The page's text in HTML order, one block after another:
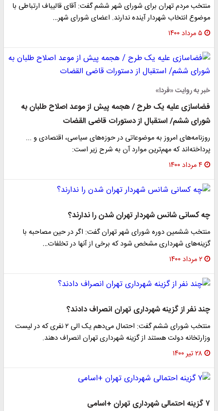
منتخب مردم تهران برای شورای شهر ششم گفت: آقای قالیباف ارتباطی با
موضوع انتخاب شهردار آینده ندارند. اعضای شورای شهر…
۵ مرداد ۱۴۰۰
خبر به روایت «فردا»
فضاسازی علیه یک طرح / هجمه پیش از موعد اصلاح طلبان به
شورای ششم/ استقبال از دستورات قاضی القضات
روزنامه‌های امروز به موضوعاتی در حوزه‌های سیاسی، اقتصادی و ...
پرداخته‌اند که مهم‌ترین موارد آن به شرح زیر است:
۴ مرداد ۱۴۰۰
چه کسانی شانس شهردار تهران شدن را ندارند؟
منتخب ششمین دوره شورای شهر تهران گفت: اگر در حین مصاحبه با
گزینه‌های شهرداری مشخص شود که برخی از آنها در تخلفات…
۲ مرداد ۱۴۰۰
چند نفر از گزینه شهرداری تهران انصراف دادند؟
منتخب شورای ششم گفت: احتمال می‌دهم یک الی ۲ نفری که در لیست
وزارتخانه دولت هستند از گزینه شهرداری تهران انصراف دهند.
۲۸ تیر ۱۴۰۰
۷ گزینه احتمالی شهرداری تهران +اسامی